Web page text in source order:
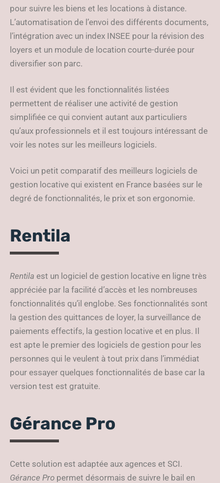
pour suivre les biens et les locations à distance.
L’automatisation de l’envoi des différents documents,
l’intégration avec un index INSEE pour la révision des
loyers et un module de location courte-durée pour
diversifier son parc.
Il est évident que les fonctionnalités listées
permettent de réaliser une activité de gestion
simplifiée ce qui convient autant aux particuliers
qu’aux professionnels et il est toujours intéressant de
voir les notes sur les meilleurs logiciels.
Voici un petit comparatif des meilleurs logiciels de
gestion locative qui existent en France basées sur le
degré de fonctionnalités, le prix et son ergonomie.
Rentila
Rentila est un logiciel de gestion locative en ligne très
appréciée par la facilité d’accès et les nombreuses
fonctionnalités qu’il englobe. Ses fonctionnalités sont
la gestion des quittances de loyer, la surveillance de
paiements effectifs, la gestion locative et en plus. Il
est apte le premier des logiciels de gestion pour les
personnes qui le veulent à tout prix dans l’immédiat
pour essayer quelques fonctionnalités de base car la
version test est gratuite.
Gérance Pro
Cette solution est adaptée aux agences et SCI.
Gérance Pro permet désormais de suivre le bail en